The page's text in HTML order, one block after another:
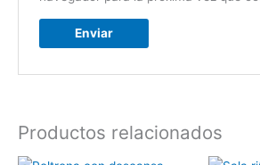
Productos relacionados